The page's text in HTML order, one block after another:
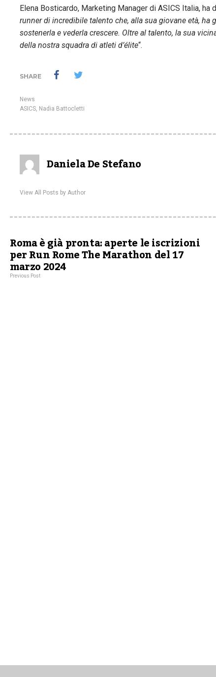
Elena Bosticardo, Marketing Manager di ASICS Italia, ha
runner di incredibile talento che, alla sua giovane età,
sostenerla e vederla crescere. Oltre al talento, la sua
della nostra squadra di atleti d’élite“.
SHARE
News
ASICS, Nadia Battocletti
Daniela De Stefano
View All Posts by Author
Roma è già pronta: aperte le iscrizioni
per Run Rome The Marathon del 17
marzo 2024
Previous Post